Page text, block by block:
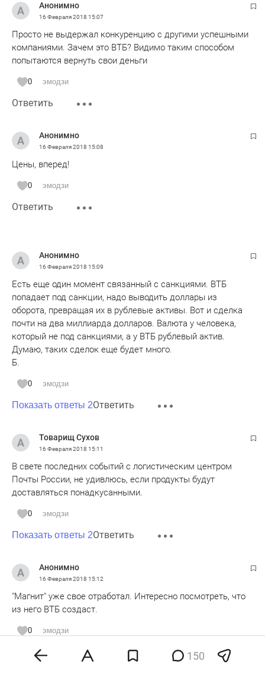
Анонимно
16 Февраля 2018 15:07
Просто не выдержал конкуренцию с другими успешными
компаниями. Зачем это ВТБ? Видимо таким способом
попытаются вернуть свои деньги
0 эмодзи
Ответить
Анонимно
16 Февраля 2018 15:08
Цены, вперед!
0 эмодзи
Ответить
Анонимно
16 Февраля 2018 15:09
Есть еще один момент связанный с санкциями. ВТБ
попадает под санкции, надо выводить доллары из
оборота, превращая их в рублевые активы. Вот и сделка
почти на два миллиарда долларов. Валюта у человека,
который не под санкциями, а у ВТБ рублевый актив.
Думаю, таких сделок еще будет много.
Б.
0 эмодзи
Показать ответы 2Ответить
Товарищ Сухов
16 Февраля 2018 15:11
В свете последних событий с логистическим центром
Почты России, не удивлюсь, если продукты будут
доставляться понадкусанными.
0 эмодзи
Показать ответы 2Ответить
Анонимно
16 Февраля 2018 15:12
"Магнит" уже свое отработал. Интересно посмотреть, что
из него ВТБ создаст.
0 эмодзи
Показать ответы 2 Ответить 150